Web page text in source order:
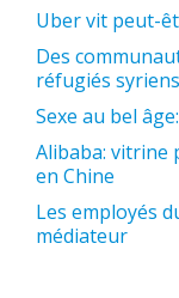
Uber vit peut-
Des
réfugiés syriens
Sexe au bel
Alibaba: vitrine
en Chine
Les employés
médiateur